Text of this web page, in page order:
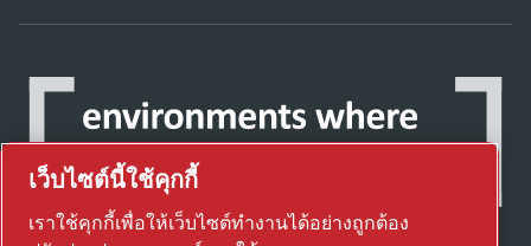
เว็บไซต์นี้ใช้คุกกี้
เราใช้คุกกี้เพื่อให้เว็บไซต์ทำงานได้อย่างถูกต้อง